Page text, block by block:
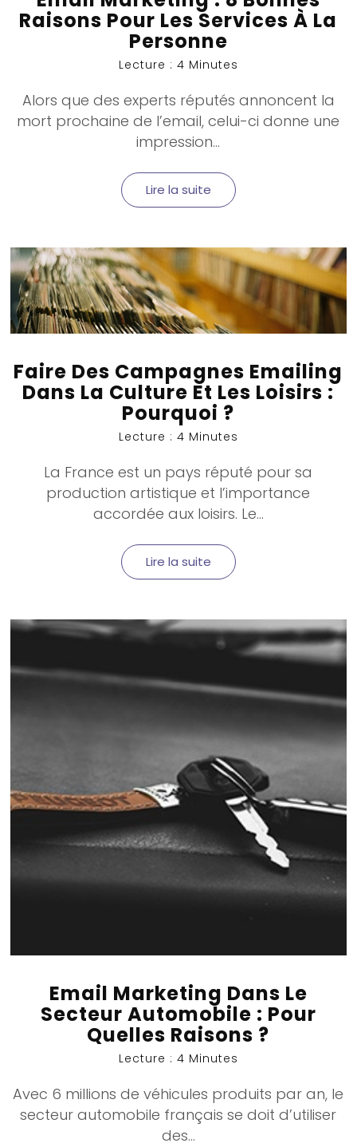
Raisons Pour Les Services À La
Personne
Lecture : 4 Minutes
Alors que des experts réputés annoncent la
mort prochaine de l’email, celui-ci donne une
impression...
Lire la suite
Faire Des Campagnes Emailing
Dans La Culture Et Les Loisirs :
Pourquoi ?
Lecture : 4 Minutes
La France est un pays réputé pour sa
production artistique et l’importance
accordée aux loisirs. Le...
Lire la suite
Email Marketing Dans Le
Secteur Automobile : Pour
Quelles Raisons ?
Lecture : 4 Minutes
Avec 6 millions de véhicules produits par an, le
secteur automobile français se doit d’utiliser
des...